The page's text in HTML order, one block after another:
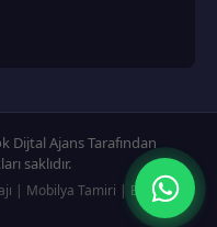
Dijtal Ajans Tarafından
saklıdır.
| Mobilya Tamiri | Evden Eve